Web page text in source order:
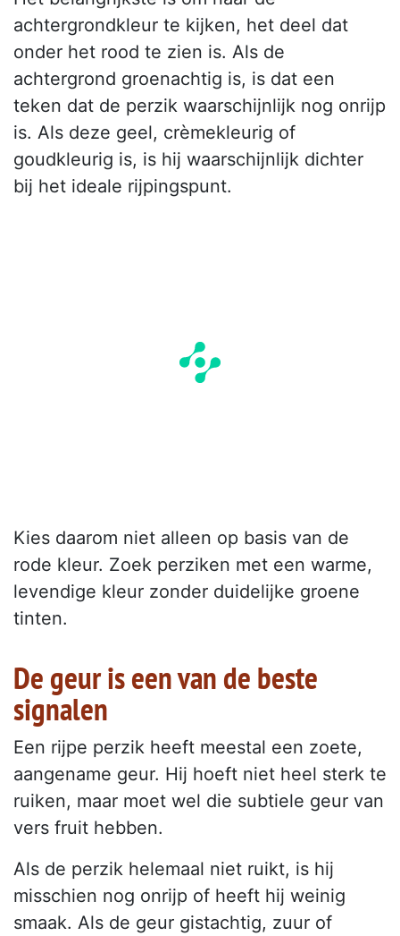
achtergrondkleur te kijken, het deel dat
onder het rood te zien is. Als de
achtergrond groenachtig is, is dat een
teken dat de perzik waarschijnlijk nog onrijp
is. Als deze geel, crèmekleurig of
goudkleurig is, is hij waarschijnlijk dichter
bij het ideale rijpingspunt.
Kies daarom niet alleen op basis van de
rode kleur. Zoek perziken met een warme,
levendige kleur zonder duidelijke groene
tinten.
De geur is een van de beste
signalen
Een rijpe perzik heeft meestal een zoete,
aangename geur. Hij hoeft niet heel sterk te
ruiken, maar moet wel die subtiele geur van
vers fruit hebben.
Als de perzik helemaal niet ruikt, is hij
misschien nog onrijp of heeft hij weinig
smaak. Als de geur gistachtig, zuur of